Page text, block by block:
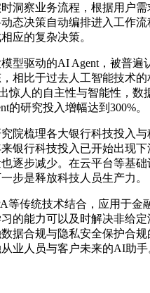
洞察业务流程，根据用户
态决策自动编排进入工作
应的复杂决策。
型驱动的AI Agent，被普遍
相比于过去人工智能技术的
惊人的自主性与智能性，数
的研究投入增幅达到300%。
院梳理各大银行科技投入与
银行科技投入已开始出现下
逐步减少。在云平台等基础
步是释放科技人员生产力。
等传统技术结合，应用于金
的能力可以及时解决非给定
据合规与隐私安全保护合规
业人员与客户未来的AI助手